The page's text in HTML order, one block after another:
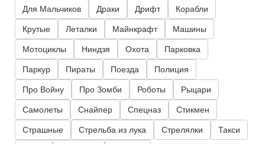
Для Мальчиков Драки Дрифт Корабли
Крутые Леталки Майнкрафт Машины
Мотоциклы Ниндзя Охота Парковка
Паркур Пираты Поезда Полиция
Про Войну Про Зомби Роботы Рыцари
Самолеты Снайпер Спецназ Стикмен
Страшные Стрельба из лука Стрелялки Такси